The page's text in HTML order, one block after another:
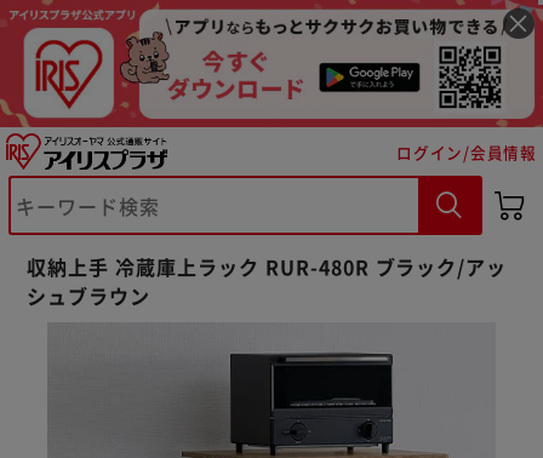
ログイン/会員情報
収納上手 冷蔵庫上ラック RUR-480R ブラック/アッ
シュブラウン